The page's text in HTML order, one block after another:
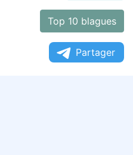
Top 10 blagues
Partager